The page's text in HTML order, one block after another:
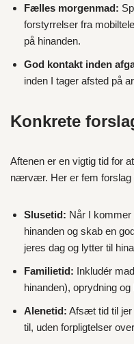
Fælles morgenmad:
forstyrrelser fra
på hinanden.
God kontakt inden
inden I tager afsted på
Konkrete
Aftenen er en vigtig tid for
nærvær. Her er fem forslag
Slusetid: Når I kommer
hinanden og skab en
jeres dag og lytter til
Familietid: Inkludér
hinanden), oprydning
Alenetid: Afsæt tid til jer
til, uden forpligtelser